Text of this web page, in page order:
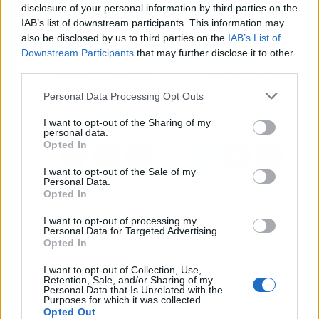
disclosure of your personal information by third parties on the
IAB’s list of downstream participants. This information may
also be disclosed by us to third parties on the IAB’s List of
Downstream Participants that may further disclose it to other
Personal Data Processing Opt Outs
I want to opt-out of the Sharing of my
personal data.
Opted In
I want to opt-out of the Sale of my
Personal Data.
Opted In
I want to opt-out of processing my
Personal Data for Targeted Advertising.
Opted In
I want to opt-out of Collection, Use,
Retention, Sale, and/or Sharing of my
Personal Data that Is Unrelated with the
Purposes for which it was collected.
Opted Out
Artículo anterior
El papel de los
microinfluencers en la
generación de confianza
Artículo siguiente
Más de 600 chupitos
Madrid de los que
disfrutar en compañía